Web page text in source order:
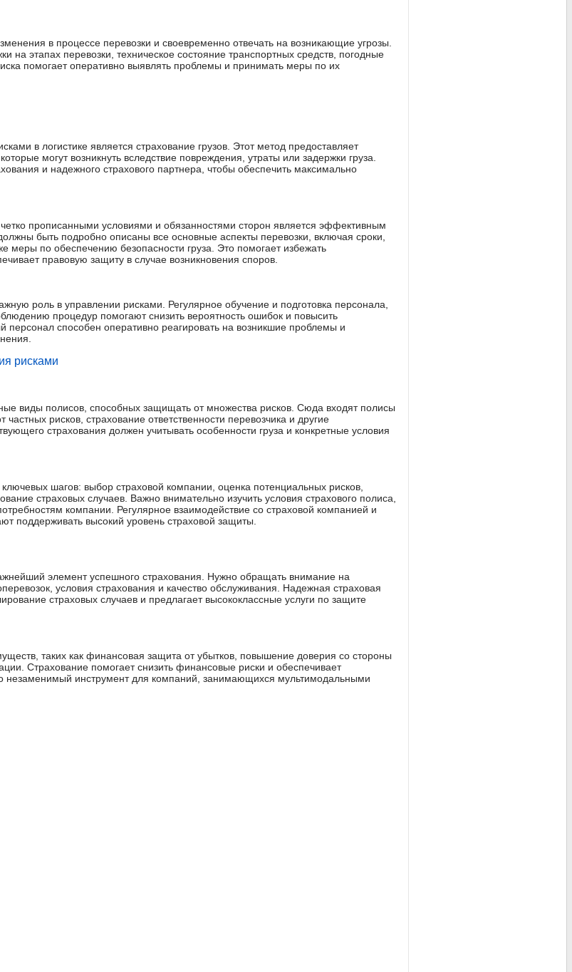
в процессе перевозки и своевременно отвечать на возникающие угрозы.
на этапах перевозки, техническое состояние транспортных средств, погодные
помогает оперативно выявлять проблемы и принимать меры по их
в логистике является страхование грузов. Этот метод предоставляет
могут возникнуть вследствие повреждения, утраты или задержки груза.
и надежного страхового партнера, чтобы обеспечить максимально
прописанными условиями и обязанностями сторон является эффективным
быть подробно описаны все основные аспекты перевозки, включая сроки,
меры по обеспечению безопасности груза. Это помогает избежать
правовую защиту в случае возникновения споров.
роль в управлении рисками. Регулярное обучение и подготовка персонала,
процедур помогают снизить вероятность ошибок и повысить
способен оперативно реагировать на возникшие проблемы и
рисками
виды полисов, способных защищать от множества рисков. Сюда входят полисы
частных рисков, страхование ответственности перевозчика и другие
страхования должен учитывать особенности груза и конкретные условия
шагов: выбор страховой компании, оценка потенциальных рисков,
страховых случаев. Важно внимательно изучить условия страхового полиса,
компании. Регулярное взаимодействие со страховой компанией и
поддерживать высокий уровень страховой защиты.
элемент успешного страхования. Нужно обращать внимание на
условия страхования и качество обслуживания. Надежная страховая
страховых случаев и предлагает высококлассные услуги по защите
таких как финансовая защита от убытков, повышение доверия со стороны
Страхование помогает снизить финансовые риски и обеспечивает
незаменимый инструмент для компаний, занимающихся мультимодальными